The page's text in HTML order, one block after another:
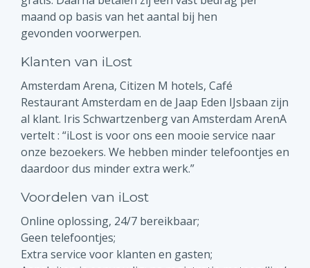
maand op basis van het aantal bij hen
gevonden voorwerpen.
Klanten van iLost
Amsterdam Arena, Citizen M hotels, Café
Restaurant Amsterdam en de Jaap Eden IJsbaan zijn
al klant. Iris Schwartzenberg van Amsterdam ArenA
vertelt : “iLost is voor ons een mooie service naar
onze bezoekers. We hebben minder telefoontjes en
daardoor dus minder extra werk.”
Voordelen van iLost
Online oplossing, 24/7 bereikbaar;
Geen telefoontjes;
Extra service voor klanten en gasten;